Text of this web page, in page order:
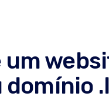
um
domínio